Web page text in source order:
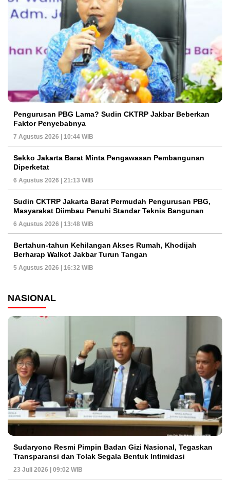
Pengurusan PBG Lama? Sudin CKTRP Jakbar Beberkan
Faktor Penyebabnya
7 Agustus 2026 | 10:44 WIB
Sekko Jakarta Barat Minta Pengawasan Pembangunan
Diperketat
6 Agustus 2026 | 21:13 WIB
Sudin CKTRP Jakarta Barat Permudah Pengurusan PBG,
Masyarakat Diimbau Penuhi Standar Teknis Bangunan
6 Agustus 2026 | 13:48 WIB
Bertahun-tahun Kehilangan Akses Rumah, Khodijah
Berharap Walkot Jakbar Turun Tangan
5 Agustus 2026 | 16:32 WIB
NASIONAL
Sudaryono Resmi Pimpin Badan Gizi Nasional, Tegaskan
Transparansi dan Tolak Segala Bentuk Intimidasi
23 Juli 2026 | 09:02 WIB